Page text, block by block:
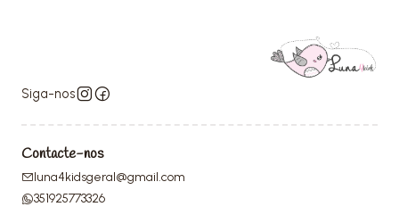
Siga-nos
Contacte-nos
luna4kidsgeral@gmail.com
351925773326